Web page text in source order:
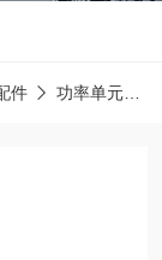
件 功率单元